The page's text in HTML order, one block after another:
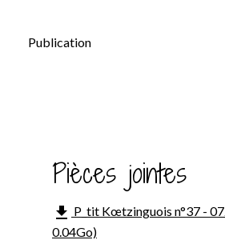
Publication
Pièces jointes
file_download P_tit Kœtzinguois n°37 -
0.04Go)